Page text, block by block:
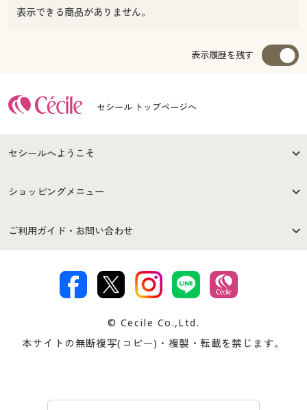
表示できる商品がありません。
表示履歴を残す
セシール トップページへ
セシールへようこそ
はじめての方へ
セシールご利用規約
著作権・商標について 会社案内
ショッピングメニュー
商品カテゴリ
プレゼント＆キャンペーン サイトマップ
ご利用ガイド・お問い合わせ
交換・返品は お支払は
ついて
忘れの場合
© Cecile Co.,Ltd.
本サイトの無断複写(コピー)・複製・転載を禁じます。